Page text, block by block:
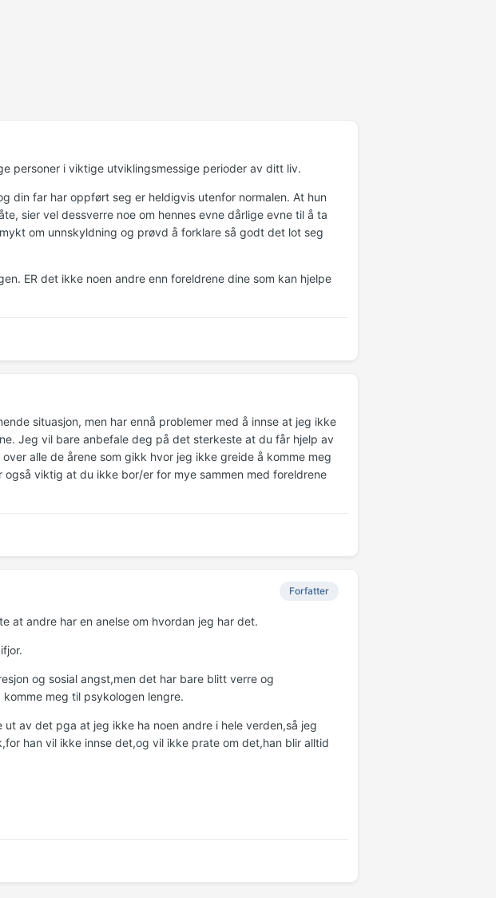
personer i viktige utviklingsmessige perioder av ditt liv.
din far har oppført seg er heldigvis utenfor normalen. At hun
sier vel dessverre noe om hennes evne dårlige evne til å ta
om unnskyldning og prøvd å forklare så godt det lot seg
ER det ikke noen andre enn foreldrene dine som kan hjelpe
situasjon, men har ennå problemer med å innse at jeg ikke
Jeg vil bare anbefale deg på det sterkeste at du får hjelp av
alle de årene som gikk hvor jeg ikke greide å komme meg
viktig at du ikke bor/er for mye sammen med foreldrene
Forfatter
at andre har en anelse om hvordan jeg har det.
og sosial angst,men det har bare blitt verre og
meg til psykologen lengre.
av det pga at jeg ikke ha noen andre i hele verden,så jeg
han vil ikke innse det,og vil ikke prate om det,han blir alltid